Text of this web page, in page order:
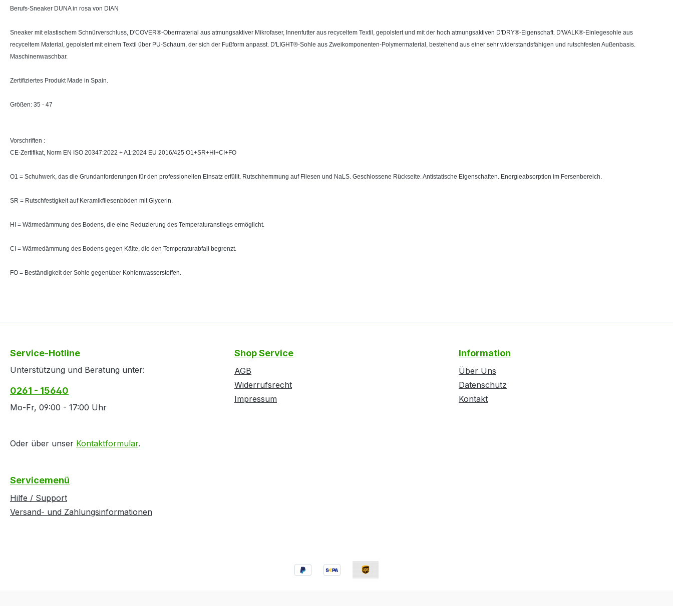
Berufs-Sneaker DUNA in rosa von DIAN
Sneaker mit elastischem Schnürverschluss, D'COVER®-Obermaterial aus atmungsaktiver Mikrofaser, Innenfutter aus recyceltem Textil, gepolstert und mit der hoch atmungsaktiven D'DRY®-Eigenschaft. D'WALK®-Einlegesohle aus
recyceltem Material, gepolstert mit einem Textil über PU-Schaum, der sich der Fußform anpasst. D'LIGHT®-Sohle aus Zweikomponenten-Polymermaterial, bestehend aus einer sehr widerstandsfähigen und rutschfesten Außenbasis.
Maschinenwaschbar.
Zertifiziertes Produkt Made in Spain.
Größen: 35 - 47
Vorschriften :
CE-Zertifikat, Norm EN ISO 20347:2022 + A1:2024 EU 2016/425 O1+SR+HI+CI+FO
O1 = Schuhwerk, das die Grundanforderungen für den professionellen Einsatz erfüllt. Rutschhemmung auf Fliesen und NaLS. Geschlossene Rückseite. Antistatische Eigenschaften. Energieabsorption im Fersenbereich.
SR = Rutschfestigkeit auf Keramikfliesenböden mit Glycerin.
HI = Wärmedämmung des Bodens, die eine Reduzierung des Temperaturanstiegs ermöglicht.
CI = Wärmedämmung des Bodens gegen Kälte, die den Temperaturabfall begrenzt.
FO = Beständigkeit der Sohle gegenüber Kohlenwasserstoffen.
Service-Hotline
Unterstützung und Beratung unter:
0261 - 15640
Mo-Fr, 09:00 - 17:00 Uhr
Oder über unser Kontaktformular.
Shop Service
AGB
Widerrufsrecht
Impressum
Information
Über Uns
Datenschutz
Kontakt
Servicemenü
Hilfe / Support
Versand- und Zahlungsinformationen